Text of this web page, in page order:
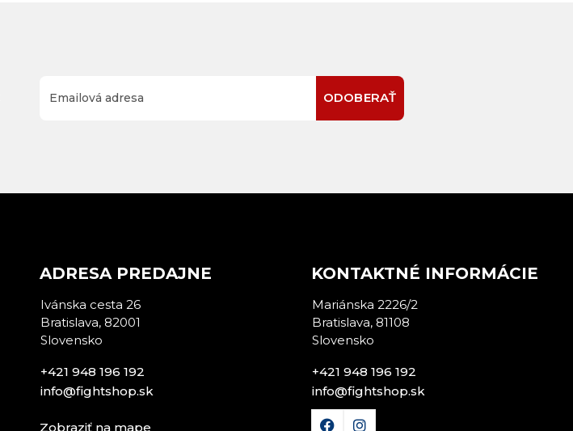
ODOBERAŤ
ADRESA PREDAJNE
Ivánska cesta 26
Bratislava, 82001
Slovensko
+421 948 196 192
info@fightshop.sk
Zobraziť na mape
KONTAKTNÉ INFORMÁCIE
Mariánska 2226/2
Bratislava, 81108
Slovensko
+421 948 196 192
info@fightshop.sk